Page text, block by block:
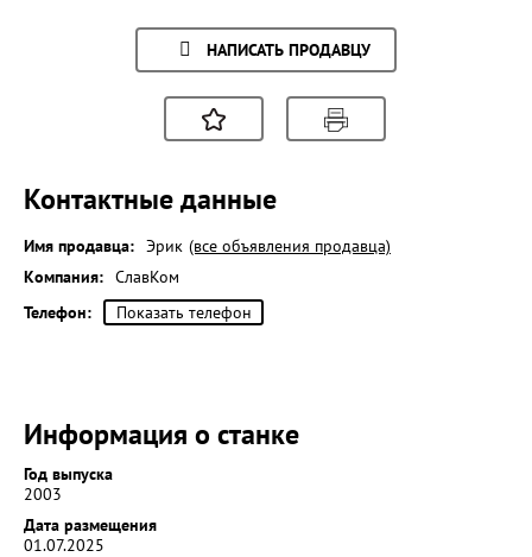
НАПИСАТЬ ПРОДАВЦУ
Контактные данные
Имя продавца: Эрик (все объявления продавца)
Компания: СлавКом
Телефон:
Показать телефон
Информация о станке
Год выпуска
2003
Дата размещения
01.07.2025